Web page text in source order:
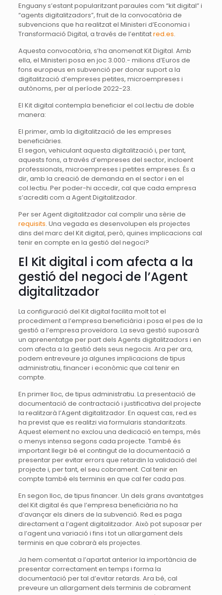
Enguany s’estant popularitzant paraules com “kit digital” i
“agents digitalitzadors”, fruit de la convocatòria de
subvencions que ha realitzat el Ministeri d’Economia i
Transformació Digital, a través de l’entitatred.es.
Aquesta convocatòria, s’ha anomenat Kit Digital. Amb
ella, el Ministeri posa en joc 3.000.- milions d’Euros de
fons europeus en subvenció per donar suport a la
digitalització d’empreses petites, microempreses i
autònoms, per al període 2022-23.
El Kit digital contempla beneficiar el col.lectiu de doble
manera:
El primer, amb la digitalització de les empreses
beneficiàries.
El segon, vehiculant aquesta digitalització i, per tant,
aquests fons, a través d’empreses del sector, incloent
professionals, microempreses i petites empreses. És a
dir, amb la creació de demanda en el sector i en el
col.lectiu. Per poder-hi accedir, cal que cada empresa
s’acrediti com a Agent Digitalitzador.
Per ser Agent digitalitzador cal complir una sèrie de
requisits. Una vegada es desenvolupen els projectes
dins del marc del Kit digital, però, quines implicacions cal
tenir en compte en la gestió del negoci?
El Kit digital i com afecta a la
gestió del negoci de l’Agent
digitalitzador
La configuració del Kit digital facilita molt tot el
procediment a l’empresa beneficiària i posa el pes de la
gestió a l’empresa proveïdora. La seva gestió suposarà
un aprenentatge per part dels Agents digitalitzadors i en
com afecta a la gestió dels seus negocis. Ara per ara,
podem entreveure ja algunes implicacions de tipus
administratiu, financer i econòmic que cal tenir en
compte.
En primer lloc, de tipus administratiu. La presentació de
documentació de contractació i justificativa del projecte
la realitzarà l’Agent digitalitzador. En aquest cas, red.es
ha previst que es realitzi via formularis standaritzats.
Aquest element no exclou una dedicació en temps, més
o menys intensa segons cada projecte. També és
important llegir bé el contingut de la documentació a
presentar per evitar errors que retardin la validació del
projecte i, per tant, el seu cobrament. Cal tenir en
compte també els terminis en que cal fer cada pas.
En segon lloc, de tipus financer. Un dels grans avantatges
del Kit digital és que l’empresa beneficiària no ha
d’avançar els diners de la subvenció. Red.es paga
directament a l’agent digitalitzador. Això pot suposar per
a l’agent una variació i fins i tot un allargament dels
terminis en que cobrarà els projectes.
Ja hem comentat a l’apartat anterior la importància de
presentar correctament en temps i forma la
documentació per tal d’evitar retards. Ara bé, cal
preveure un allargament dels terminis de cobrament